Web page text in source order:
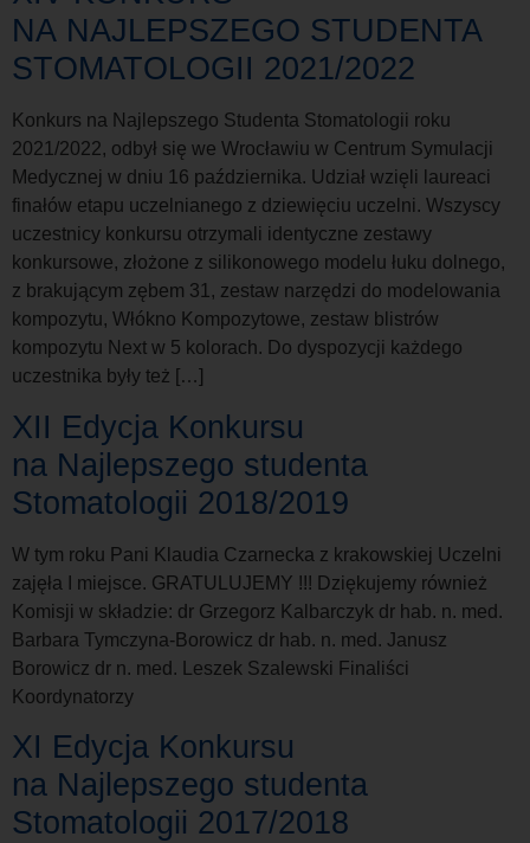
NA NAJLEPSZEGO STUDENTA
STOMATOLOGII 2021/2022
Konkurs na Najlepszego Studenta Stomatologii roku
2021/2022, odbył się we Wrocławiu w Centrum Symulacji
Medycznej w dniu 16 października. Udział wzięli laureaci
finałów etapu uczelnianego z dziewięciu uczelni. Wszyscy
uczestnicy konkursu otrzymali identyczne zestawy
konkursowe, złożone z silikonowego modelu łuku dolnego,
z brakującym zębem 31, zestaw narzędzi do modelowania
kompozytu, Włókno Kompozytowe, zestaw blistrów
kompozytu Next w 5 kolorach. Do dyspozycji każdego
uczestnika były też […]
XII Edycja Konkursu
na Najlepszego studenta
Stomatologii 2018/2019
W tym roku Pani Klaudia Czarnecka z krakowskiej Uczelni
zajęła I miejsce. GRATULUJEMY !!! Dziękujemy również
Komisji w składzie: dr Grzegorz Kalbarczyk dr hab. n. med.
Barbara Tymczyna-Borowicz dr hab. n. med. Janusz
Borowicz dr n. med. Leszek Szalewski Finaliści
Koordynatorzy
XI Edycja Konkursu
na Najlepszego studenta
Stomatologii 2017/2018